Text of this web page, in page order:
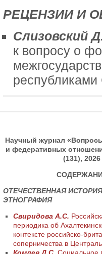
РЕЦЕНЗИИ И
Слизовский
к вопросу о
Научный журнал
и федеративных
(131), 2026
ОТЕЧЕСТВЕННАЯ
ЭТНОГРАФИЯ
Свиридова А.С.
периодика об
контексте российско-
соперничества в